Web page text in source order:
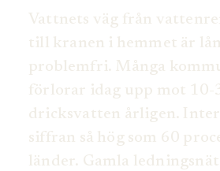
Vattnets väg från
till kranen i hemmet är
problemfri. Många
förlorar idag upp mot 10-
dricksvatten årligen.
siffran så hög som 60
länder. Gamla ledningsnät